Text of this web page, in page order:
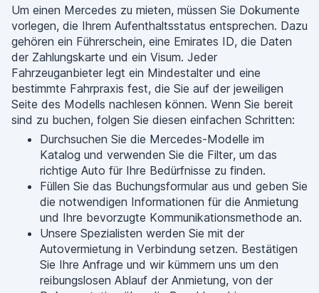
Um einen Mercedes zu mieten, müssen Sie Dokumente
vorlegen, die Ihrem Aufenthaltsstatus entsprechen. Dazu
gehören ein Führerschein, eine Emirates ID, die Daten
der Zahlungskarte und ein Visum. Jeder
Fahrzeuganbieter legt ein Mindestalter und eine
bestimmte Fahrpraxis fest, die Sie auf der jeweiligen
Seite des Modells nachlesen können. Wenn Sie bereit
sind zu buchen, folgen Sie diesen einfachen Schritten:
Durchsuchen Sie die Mercedes-Modelle im
Katalog und verwenden Sie die Filter, um das
richtige Auto für Ihre Bedürfnisse zu finden.
Füllen Sie das Buchungsformular aus und geben Sie
die notwendigen Informationen für die Anmietung
und Ihre bevorzugte Kommunikationsmethode an.
Unsere Spezialisten werden Sie mit der
Autovermietung in Verbindung setzen. Bestätigen
Sie Ihre Anfrage und wir kümmern uns um den
reibungslosen Ablauf der Anmietung, von der